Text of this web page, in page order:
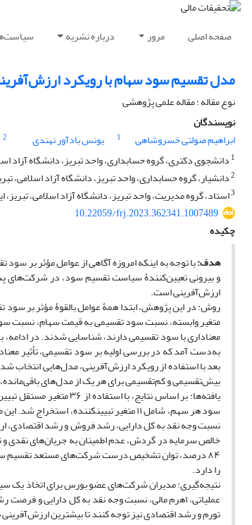
صفحه اصلی مرور درباره نشریه
مدل تقسیم سود سهام با رویکرد
نوع مقاله : مقاله علمی پژوهشی
نویسندگان
ابراهیم صولتی خسروشاهی
1 یونس بادآور نهندی 2
1 دانشجوی دکتری، گروه حسابداری، واحد تبریز، دانشگاه آزاد
2دانشیار، گروه حسابداری، واحد تبریز، دانشگاه آزاد اسلامی،
3استاد، گروه مدیریت، واحد تبریز، دانشگاه آزاد اسلامی، تبریز،
10.22059/frj.2023.362341.1007489
چکیده
هدف:با توجه به اینکه امروزه آگاهی از عوامل مؤثر بر
ارزش‌آفرینی است.
روش: در این پژوهش، ابتدا همۀ عوامل بالقوۀ مؤثر بر
متغیر وابسته، نسبت سود تقسیمی به قیمت سهام، نسبت
معناداری با سود تقسیمی دارند، شناسایی شدند. در
به‌دست آمد که در بررسی اولیه بر سود تقسیمی، تأثیر
بعد با استفاده از رویکرد ارزش‌آفرینی، مدل‌هایی
بیش‌تقسیمی و کم‌تقسیمی برای هر یک از مدل‌های
یافته‌ها: بر اساس
سود هر سهم، شامل ۱۱ متغیر
نسبت وجه نقد به کل دارایی، رشد فروش و رشد اقتصادی،
خالص سرمایه در گردش، عدم اطمینان به جریان‌های نقدی و
را دارد.
نتیجه‌گیری: مدیران شرکت‌های عضو بورس برای اتخاذ یک
عملیاتی، اهرم مالی، نسبت وجه نقد به کل دارایی و فرصت
تورم و رشد اقتصادی نیز توجه کنند تا بیشترین